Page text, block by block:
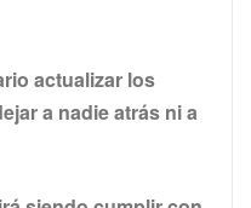
actualizar los
a nadie atrás ni a